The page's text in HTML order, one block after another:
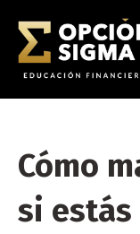
Cómo
si estás